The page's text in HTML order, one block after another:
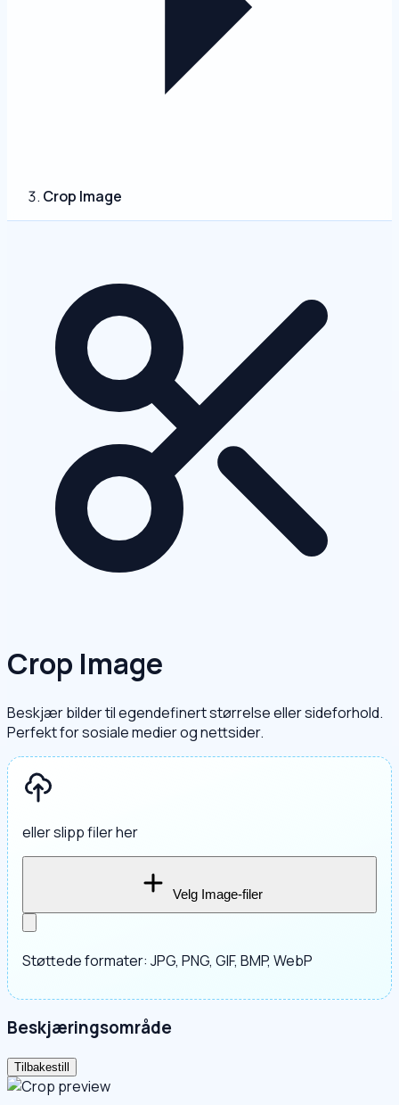
Crop Image
Crop Image
Beskjær bilder til egendefinert størrelse eller sideforhold.
Perfekt for sosiale medier og nettsider.
eller slipp filer her
Velg Image-filer
Støttede formater: JPG, PNG, GIF, BMP, WebP
Beskjæringsområde
Tilbakestill